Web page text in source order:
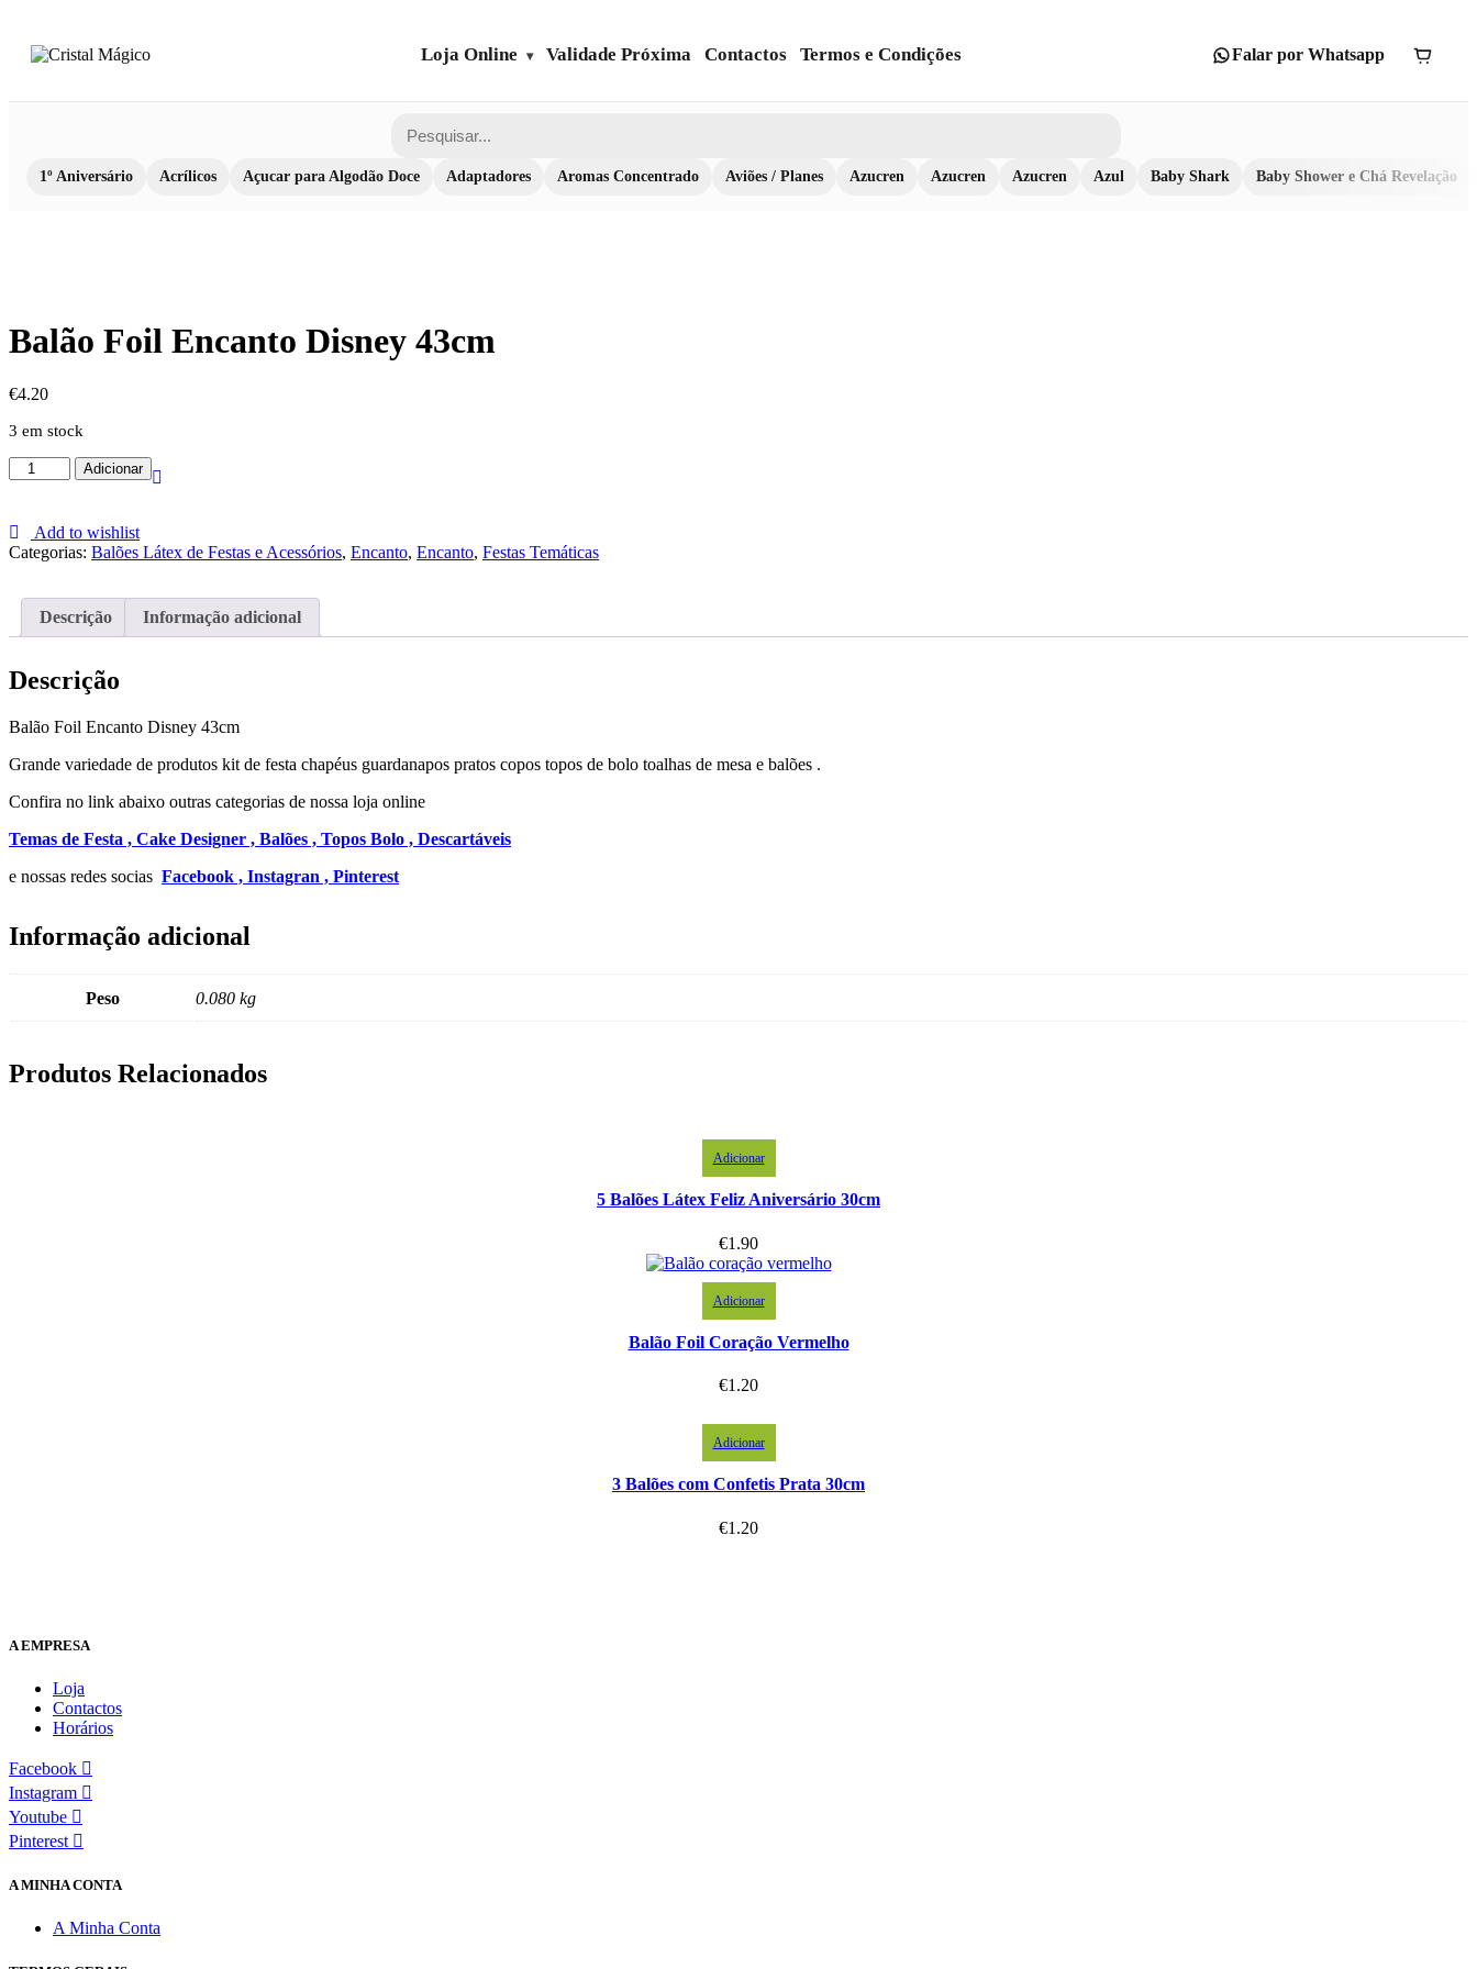
Loja Online Validade Próxima Contactos Termos e Condições Falar por Whatsapp
1º Aniversário Acrílicos Açucar para Algodão Doce Adaptadores Aromas Concentrado Aviões / Planes Azucren Azucren Azucren Azul Baby Shark Baby Shower e Chá Revelação
Balão Foil Encanto Disney 43cm
€4.20
3 em stock
Quantidade
de
Foil
Encanto
Disney
Adicionar
Add to wishlist
Categorias: Balões Látex de Festas e Acessórios, Encanto, Encanto, Festas Temáticas
Descrição Informação adicional
Descrição
Balão Foil Encanto Disney 43cm
Grande variedade de produtos kit de festa chapéus guardanapos pratos copos topos de bolo toalhas de mesa e balões .
Confira no link abaixo outras categorias de nossa loja online
Temas de Festa , Cake Designer , Balões , Topos Bolo , Descartáveis
e nossas redes socias Facebook , Instagran , Pinterest
Informação adicional
Peso 0.080 kg
Produtos Relacionados
Adicionar
5 Balões Látex Feliz Aniversário 30cm
€1.90
Adicionar
Balão Foil Coração Vermelho
€1.20
Adicionar
3 Balões com Confetis Prata 30cm
€1.20
A EMPRESA
Loja
Contactos
Horários
Facebook
Instagram
Youtube
Pinterest
A MINHA CONTA
A Minha Conta